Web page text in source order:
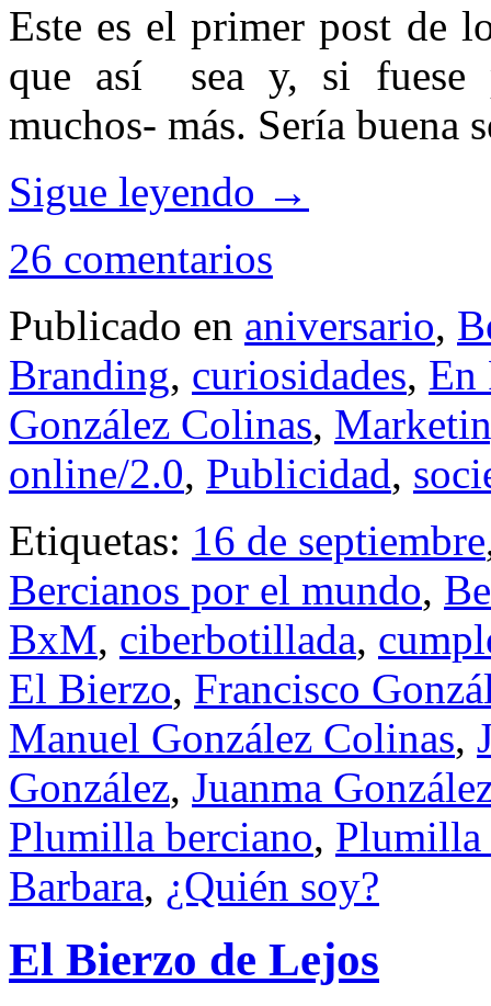
Este es el primer post de
que así sea y, si fuese
muchos- más. Sería buena
Sigue leyendo →
26 comentarios
Publicado en aniversario,
Branding, curiosidades, En
González Colinas,
online/2.0, Publicidad,
Etiquetas: 16 de septiembre
Bercianos por el mundo,
BxM, ciberbotillada,
El Bierzo, Francisco
Manuel González Colinas,
González, Juanma
Plumilla berciano, Plumilla
Barbara, ¿Quién soy?
El Bierzo de Lejos